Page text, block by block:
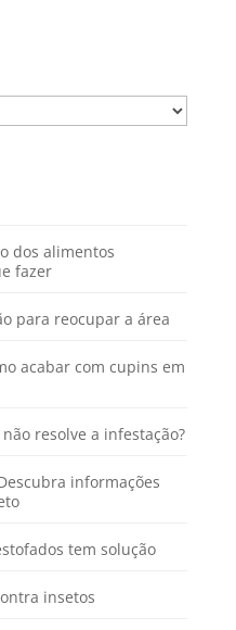
dos alimentos
fazer
para reocupar a área
acabar com cupins em
resolve a infestação?
informações
tem solução
insetos